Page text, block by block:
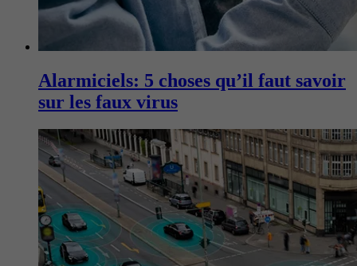
Alarmiciels: 5 choses qu’il faut savoir
sur les faux virus